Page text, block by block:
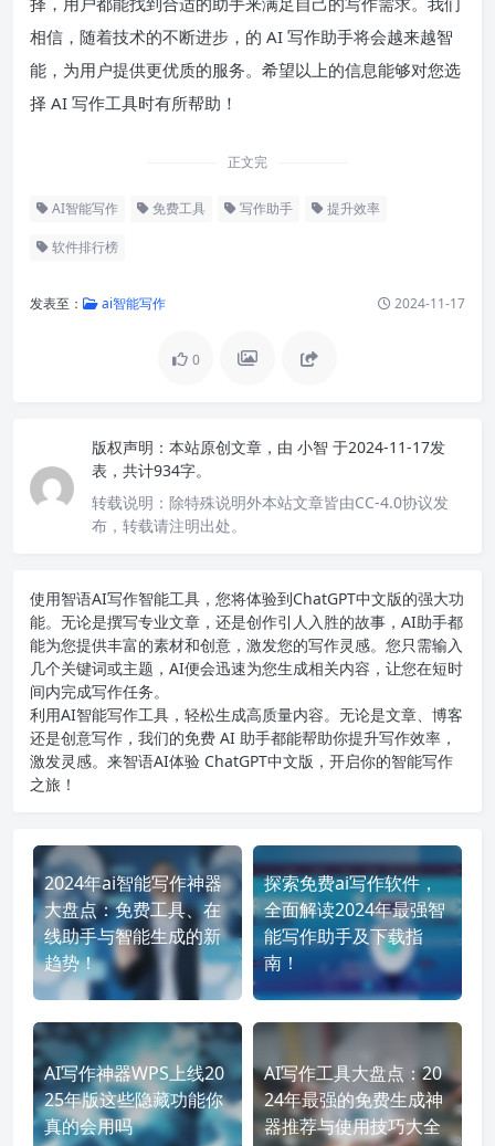
相信，随着技术的不断进步，的 AI 写作助手将会越来越智
能，为用户提供更优质的服务。希望以上的信息能够对您选
择 AI 写作工具时有所帮助！
正文完
AI智能写作 免费工具 写作助手 提升效率
软件排行榜
发表至： ai智能写作 2024-11-17
0
版权声明： 本站原创文章，由 小智 于2024-11-17发
表，共计934字。
转载说明： 除特殊说明外本站文章皆由CC-4.0协议发
布，转载请注明出处。
使用智语AI写作智能工具，您将体验到ChatGPT中文版的强大功
能。无论是撰写专业文章，还是创作引人入胜的故事，AI助手都
能为您提供丰富的素材和创意，激发您的写作灵感。您只需输入
几个关键词或主题，AI便会迅速为您生成相关内容，让您在短时
间内完成写作任务。
利用AI智能写作工具，轻松生成高质量内容。无论是文章、博客
还是创意写作，我们的免费 AI 助手都能帮助你提升写作效率，
激发灵感。来智语AI体验 ChatGPT中文版 ，开启你的智能写作
之旅！
2024年ai智能写作神器
大盘点：免费工具、在
线助手与智能生成的新
趋势！
探索免费ai写作软件，
全面解读2024年最强智
能写作助手及下载指
南！
AI写作神器WPS上线20
25年版这些隐藏功能你
真的会用吗
AI写作工具大盘点：20
24年最强的免费生成神
器推荐与使用技巧大全